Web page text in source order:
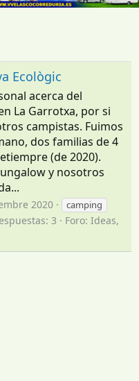
Ecològic
acerca del
La Garrotxa, por si
campistas. Fuimos
dos familias de 4
(de 2020).
y nosotros
2020
camping
3 Foro:Ideas,